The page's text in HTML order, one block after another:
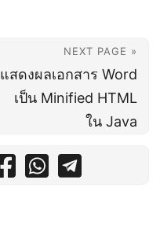
NEXT PAGE »
แสดงผลเอกสาร Word
เป็น Minified HTML
ใน Java